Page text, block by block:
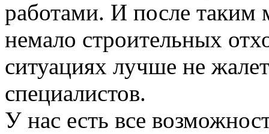
работами. И после таким
немало строительных
ситуациях лучше не
специалистов.
У нас есть все